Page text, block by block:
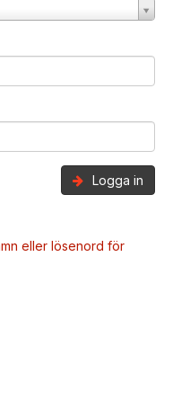
Logga in
eller lösenord för